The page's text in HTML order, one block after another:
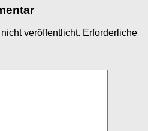
veröffentlicht. Erforderliche